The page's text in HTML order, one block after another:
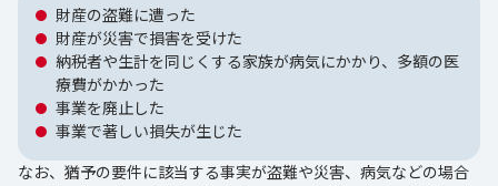
財産の盗難に遭った
財産が災害で損害を受けた
納税者や生計を同じくする家族が病気にかかり、多額の医
療費がかかった
事業を廃止した
事業で著しい損失が生じた
なお、猶予の要件に該当する事実が盗難や災害、病気などの場合